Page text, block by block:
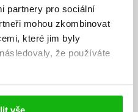
partnery pro sociální
mohou zkombinovat
které jim byly
že používáte